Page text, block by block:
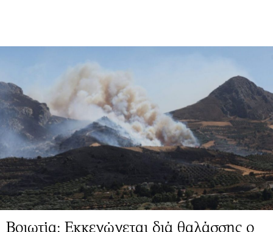
Βοιωτία: Εκκενώνεται διά θαλάσσης ο